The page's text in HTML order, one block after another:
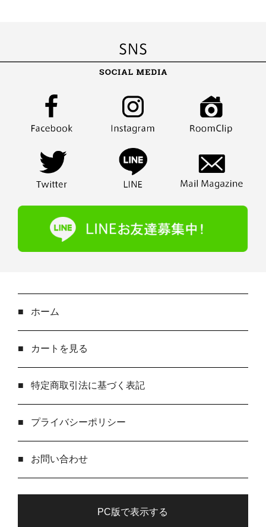
■ ホーム
■ カートを見る
■ 特定商取引法に基づく表記
■ プライバシーポリシー
■ お問い合わせ
PC版で表示する